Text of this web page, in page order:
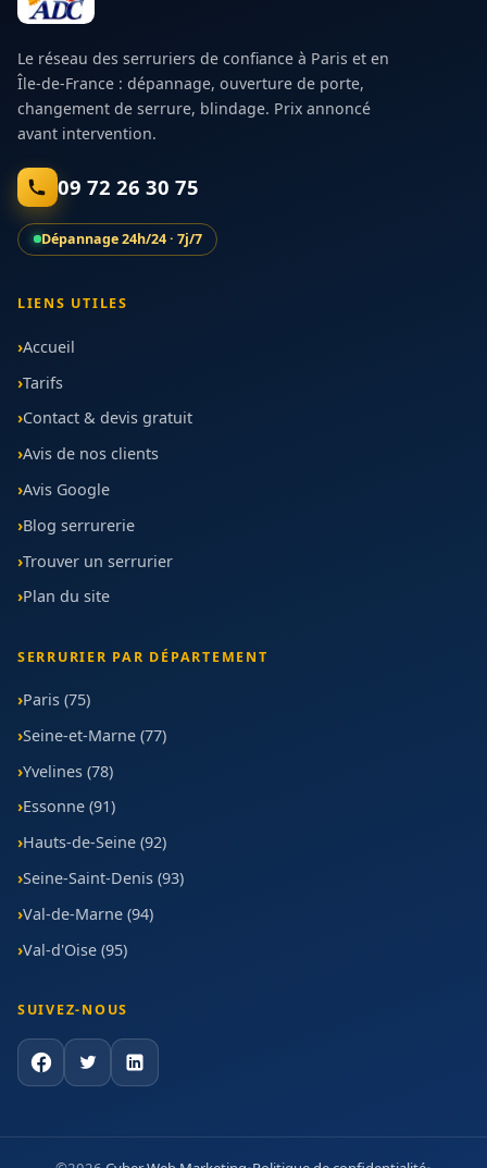
Le réseau des serruriers de confiance à Paris et en
Île-de-France : dépannage, ouverture de porte,
changement de serrure, blindage. Prix annoncé
avant intervention.
09 72 26 30 75
Dépannage 24h/24 · 7j/7
LIENS UTILES
Accueil
Tarifs
Contact & devis gratuit
Avis de nos clients
Avis Google
Blog serrurerie
Trouver un serrurier
Plan du site
SERRURIER PAR DÉPARTEMENT
Paris (75)
Seine-et-Marne (77)
Yvelines (78)
Essonne (91)
Hauts-de-Seine (92)
Seine-Saint-Denis (93)
Val-de-Marne (94)
Val-d'Oise (95)
SUIVEZ-NOUS